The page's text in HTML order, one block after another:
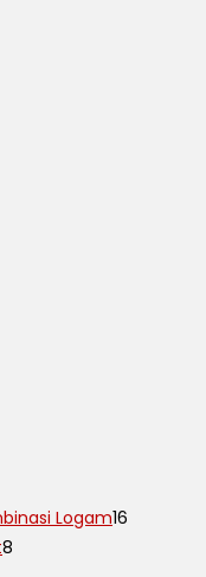
Logam16
8